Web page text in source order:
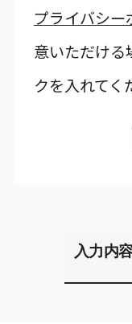
プライバシー
意いただける
クを入れてく